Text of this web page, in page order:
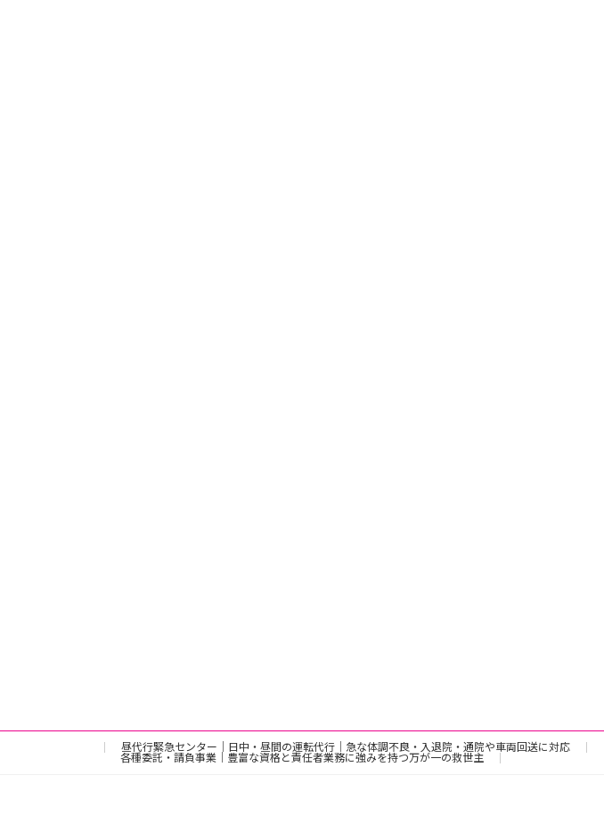
昼代行緊急センター｜日中・昼間の運転代行｜急な体調不良・入退院・通院や車両回送に対応
各種委託・請負事業｜豊富な資格と責任者業務に強みを持つ万が一の救世主